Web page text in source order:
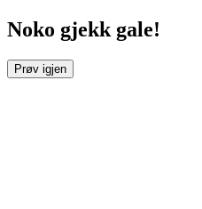
Noko gjekk gale!
Prøv igjen